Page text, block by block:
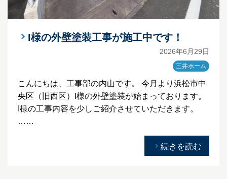
I様の外壁塗装工事が施工中です！
2026年6月29日
三井ホーム
こんにちは、工事部の内山です。 今月より浜松市中
央区（旧西区）I様の外壁塗装が始まっております。
I様の工事内容を少しご紹介させていただきます。
……
続きを読む